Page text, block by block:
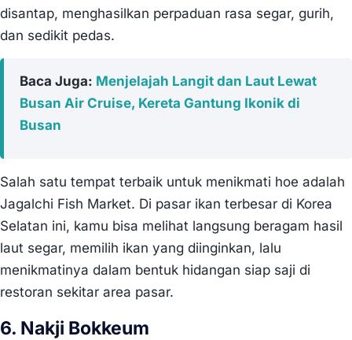
disantap, menghasilkan perpaduan rasa segar, gurih,
dan sedikit pedas.
Baca Juga: Menjelajah Langit dan Laut Lewat
Busan Air Cruise, Kereta Gantung Ikonik di
Busan
Salah satu tempat terbaik untuk menikmati hoe adalah
Jagalchi Fish Market. Di pasar ikan terbesar di Korea
Selatan ini, kamu bisa melihat langsung beragam hasil
laut segar, memilih ikan yang diinginkan, lalu
menikmatinya dalam bentuk hidangan siap saji di
restoran sekitar area pasar.
6. Nakji Bokkeum